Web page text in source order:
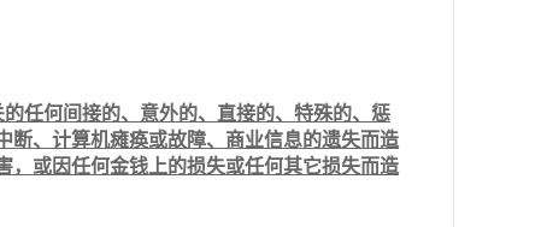
任何间接的、意外的、直接的、特殊的、惩
断、计算机瘫痪或故障、商业信息的遗失而造
，或因任何金钱上的损失或任何其它损失而造